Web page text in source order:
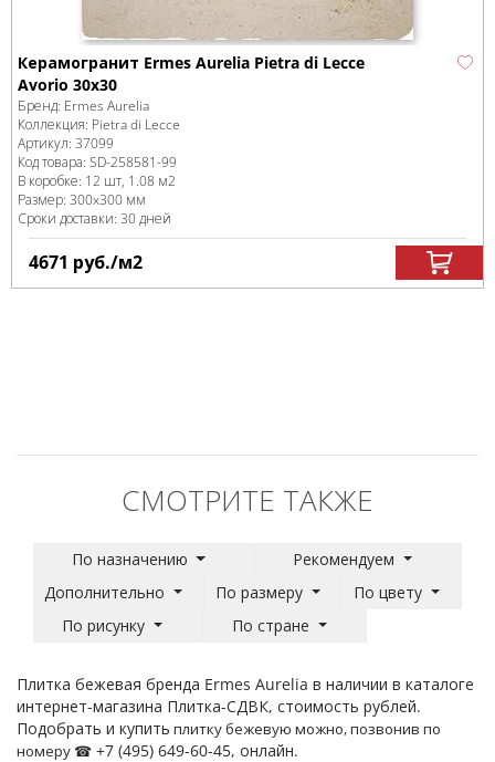
Керамогранит Ermes Aurelia Pietra di Lecce
Avorio 30x30
Бренд: Ermes Aurelia
Коллекция: Pietra di Lecce
Артикул: 37099
Код товара: SD-258581-99
В коробке: 12 шт, 1.08 м2
Размер: 300x300 мм
Сроки доставки: 30 дней
4671 руб./м2
СМОТРИТЕ ТАКЖЕ
По назначению
Рекомендуем
Дополнительно
По размеру
По цвету
По рисунку
По стране
Плитка бежевая бренда Ermes Aurelia в наличии в каталоге
интернет-магазина Плитка-СДВК, стоимость рублей.
Подобрать и купить плитку бежевую можно, позвонив по
номеру ☎ +7 (495) 649-60-45, онлайн.